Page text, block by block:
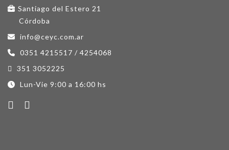
Santiago del Estero 21
Córdoba
info@ceyc.com.ar
0351 4215517 / 4254068
351 3052225
Lun-Vie 9:00 a 16:00 hs